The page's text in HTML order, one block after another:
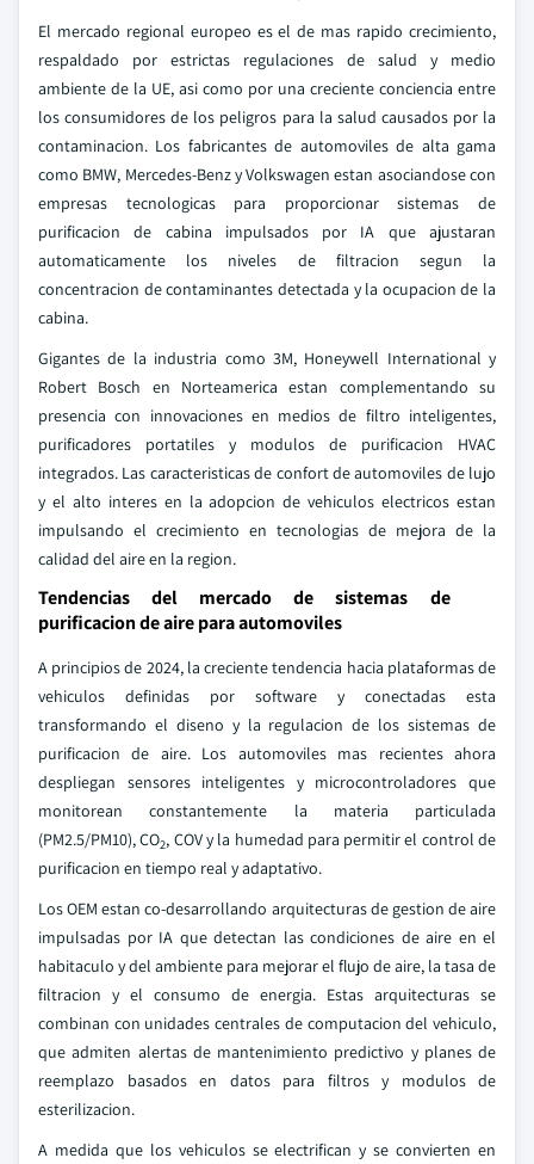
El mercado regional europeo es el de mas rapido crecimiento,
respaldado por estrictas regulaciones de salud y medio
ambiente de la UE, asi como por una creciente conciencia entre
los consumidores de los peligros para la salud causados por la
contaminacion. Los fabricantes de automoviles de alta gama
como BMW, Mercedes-Benz y Volkswagen estan asociandose con
empresas tecnologicas para proporcionar sistemas de
purificacion de cabina impulsados por IA que ajustaran
automaticamente los niveles de filtracion segun la
concentracion de contaminantes detectada y la ocupacion de la
cabina.
Gigantes de la industria como 3M, Honeywell International y
Robert Bosch en Norteamerica estan complementando su
presencia con innovaciones en medios de filtro inteligentes,
purificadores portatiles y modulos de purificacion HVAC
integrados. Las caracteristicas de confort de automoviles de lujo
y el alto interes en la adopcion de vehiculos electricos estan
impulsando el crecimiento en tecnologias de mejora de la
calidad del aire en la region.
Tendencias del mercado de sistemas de
purificacion de aire para automoviles
A principios de 2024, la creciente tendencia hacia plataformas de
vehiculos definidas por software y conectadas esta
transformando el diseno y la regulacion de los sistemas de
purificacion de aire. Los automoviles mas recientes ahora
despliegan sensores inteligentes y microcontroladores que
monitorean constantemente la materia particulada
(PM2.5/PM10), CO2, COV y la humedad para permitir el control de
purificacion en tiempo real y adaptativo.
Los OEM estan co-desarrollando arquitecturas de gestion de aire
impulsadas por IA que detectan las condiciones de aire en el
habitaculo y del ambiente para mejorar el flujo de aire, la tasa de
filtracion y el consumo de energia. Estas arquitecturas se
combinan con unidades centrales de computacion del vehiculo,
que admiten alertas de mantenimiento predictivo y planes de
reemplazo basados en datos para filtros y modulos de
esterilizacion.
A medida que los vehiculos se electrifican y se convierten en